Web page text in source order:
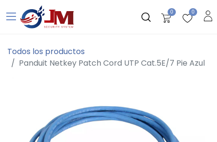
0 0
Todos los productos
Panduit Netkey Patch Cord UTP Cat.5E/7 Pie Azul